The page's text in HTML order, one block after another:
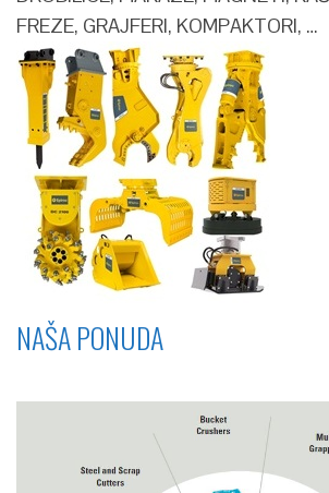
FREZE, GRAJFERI, KOMPAKTORI, …
NAŠA PONUDA